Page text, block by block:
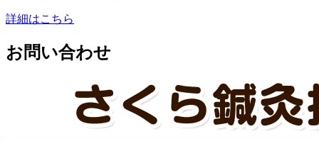
詳細はこちら
お問い合わせ